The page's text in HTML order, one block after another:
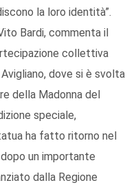
la loro identità”.
Bardi, commenta il
collettiva
dove si è svolta
della Madonna del
speciale,
ha fatto ritorno nel
un importante
dalla Regione